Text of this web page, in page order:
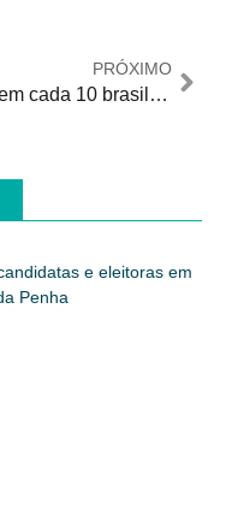
PRÓXIMO
Oito em cada 10 brasileiros acreditam que mulheres com filhos enfrentam mais obstáculos no mercado de trabalho